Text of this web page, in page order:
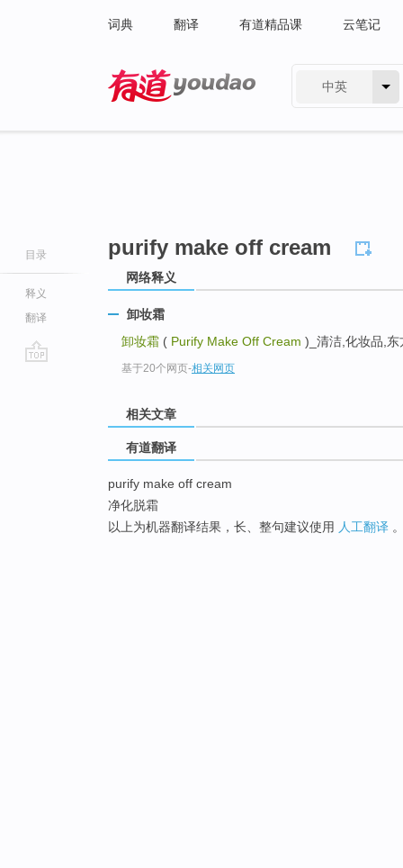
词典 翻译 有道精品课 云笔记
中英
目录
释义
翻译
purify make off cream
网络释义
卸妆霜
卸妆霜 ( Purify Make Off Cream )_清洁,化妆品,
基于20个网页-相关网页
相关文章
有道翻译
purify make off cream
净化脱霜
以上为机器翻译结果，长、整句建议使用 人工翻译